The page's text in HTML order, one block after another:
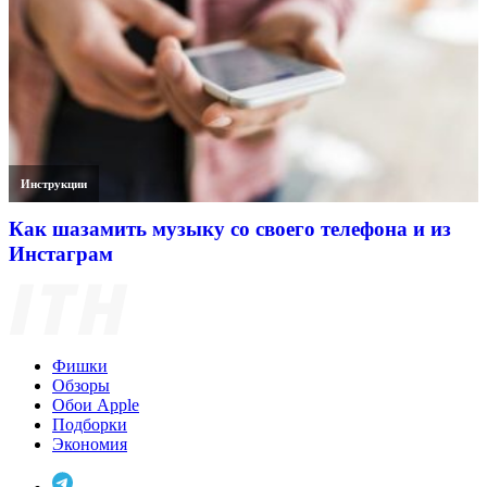
Инструкции
Как шазамить музыку со своего телефона и из
Инстаграм
Фишки
Обзоры
Обои Apple
Подборки
Экономия